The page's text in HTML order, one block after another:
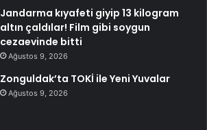
Jandarma kıyafeti giyip 13 kilogram
altın çaldılar! Film gibi soygun
cezaevinde bitti
Ağustos 9, 2026
Zonguldak’ta TOKİ ile Yeni Yuvalar
Ağustos 9, 2026